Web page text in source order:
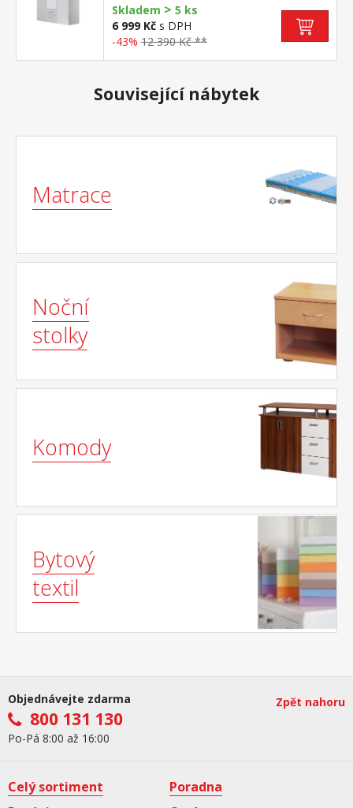
Skladem > 5 ks
6 999 Kč s DPH
-43% 12 390 Kč **
Související nábytek
Matrace
Noční
stolky
Komody
Bytový
textil
Objednávejte zdarma
800 131 130
Po-Pá 8:00 až 16:00
Zpět nahoru
Celý sortiment
Poradna